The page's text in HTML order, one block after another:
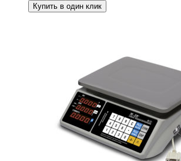
Купить в один клик